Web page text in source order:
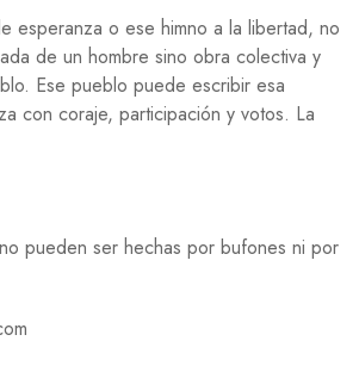
esperanza o ese himno a la libertad, no
de un hombre sino obra colectiva y
Ese pueblo puede escribir esa
con coraje, participación y votos. La
pueden ser hechas por bufones ni por